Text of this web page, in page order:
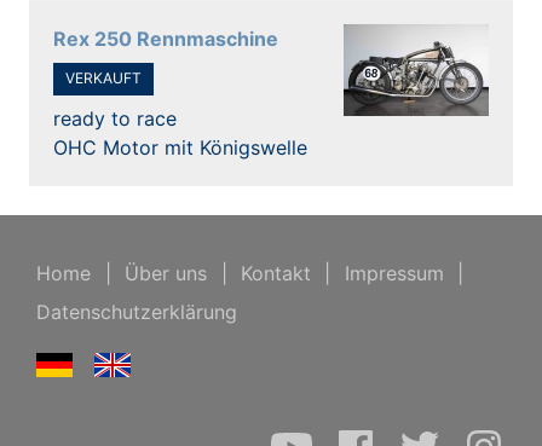
Rex 250 Rennmaschine
VERKAUFT
ready to race
OHC Motor mit Königswelle
Home Über uns Kontakt Impressum
Datenschutzerklärung